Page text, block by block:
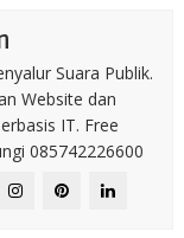
Suara Publik.
Website dan
IT. Free
085742226600